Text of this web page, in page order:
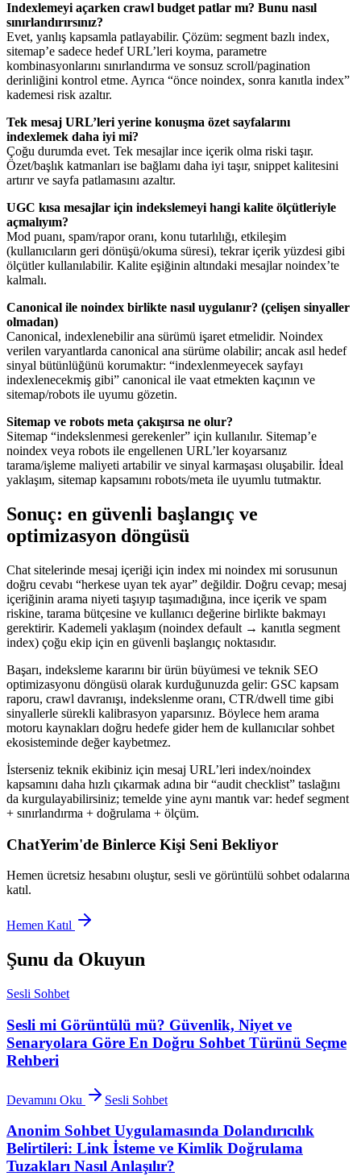
Indexlemeyi açarken crawl budget patlar mı? Bunu nasıl
sınırlandırırsınız?
Evet, yanlış kapsamla patlayabilir. Çözüm: segment bazlı index,
sitemap’e sadece hedef URL’leri koyma, parametre
kombinasyonlarını sınırlandırma ve sonsuz scroll/pagination
derinliğini kontrol etme. Ayrıca “önce noindex, sonra kanıtla index”
kademesi risk azaltır.
Tek mesaj URL’leri yerine konuşma özet sayfalarını
indexlemek daha iyi mi?
Çoğu durumda evet. Tek mesajlar ince içerik olma riski taşır.
Özet/başlık katmanları ise bağlamı daha iyi taşır, snippet kalitesini
artırır ve sayfa patlamasını azaltır.
UGC kısa mesajlar için indekslemeyi hangi kalite ölçütleriyle
açmalıyım?
Mod puanı, spam/rapor oranı, konu tutarlılığı, etkileşim
(kullanıcıların geri dönüşü/okuma süresi), tekrar içerik yüzdesi gibi
ölçütler kullanılabilir. Kalite eşiğinin altındaki mesajlar noindex’te
kalmalı.
Canonical ile noindex birlikte nasıl uygulanır? (çelişen sinyaller
olmadan)
Canonical, indexlenebilir ana sürümü işaret etmelidir. Noindex
verilen varyantlarda canonical ana sürüme olabilir; ancak asıl hedef
sinyal bütünlüğünü korumaktır: “indexlenmeyecek sayfayı
indexlenecekmiş gibi” canonical ile vaat etmekten kaçının ve
sitemap/robots ile uyumu gözetin.
Sitemap ve robots meta çakışırsa ne olur?
Sitemap “indekslenmesi gerekenler” için kullanılır. Sitemap’e
noindex veya robots ile engellenen URL’ler koyarsanız
tarama/işleme maliyeti artabilir ve sinyal karmaşası oluşabilir. İdeal
yaklaşım, sitemap kapsamını robots/meta ile uyumlu tutmaktır.
Sonuç: en güvenli başlangıç ve
optimizasyon döngüsü
Chat sitelerinde mesaj içeriği için index mi noindex mi sorusunun
doğru cevabı “herkese uyan tek ayar” değildir. Doğru cevap; mesaj
içeriğinin arama niyeti taşıyıp taşımadığına, ince içerik ve spam
riskine, tarama bütçesine ve kullanıcı değerine birlikte bakmayı
gerektirir. Kademeli yaklaşım (noindex default → kanıtla segment
index) çoğu ekip için en güvenli başlangıç noktasıdır.
Başarı, indeksleme kararını bir ürün büyümesi ve teknik SEO
optimizasyonu döngüsü olarak kurduğunuzda gelir: GSC kapsam
raporu, crawl davranışı, indekslenme oranı, CTR/dwell time gibi
sinyallerle sürekli kalibrasyon yaparsınız. Böylece hem arama
motoru kaynakları doğru hedefe gider hem de kullanıcılar sohbet
ekosisteminde değer kaybetmez.
İsterseniz teknik ekibiniz için mesaj URL’leri index/noindex
kapsamını daha hızlı çıkarmak adına bir “audit checklist” taslağını
da kurgulayabilirsiniz; temelde yine aynı mantık var: hedef segment
+ sınırlandırma + doğrulama + ölçüm.
ChatYerim'de Binlerce Kişi Seni Bekliyor
Hemen ücretsiz hesabını oluştur, sesli ve görüntülü sohbet odalarına
katıl.
Hemen Katıl
Şunu da Okuyun
Sesli Sohbet
Sesli mi Görüntülü mü? Güvenlik, Niyet ve
Senaryolara Göre En Doğru Sohbet Türünü Seçme
Rehberi
Devamını Oku Sesli Sohbet
Anonim Sohbet Uygulamasında Dolandırıcılık
Belirtileri: Link İsteme ve Kimlik Doğrulama
Tuzakları Nasıl Anlaşılır?